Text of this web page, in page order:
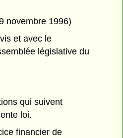
novembre 1996)
et avec le
législative du
qui suivent
loi.
financier de